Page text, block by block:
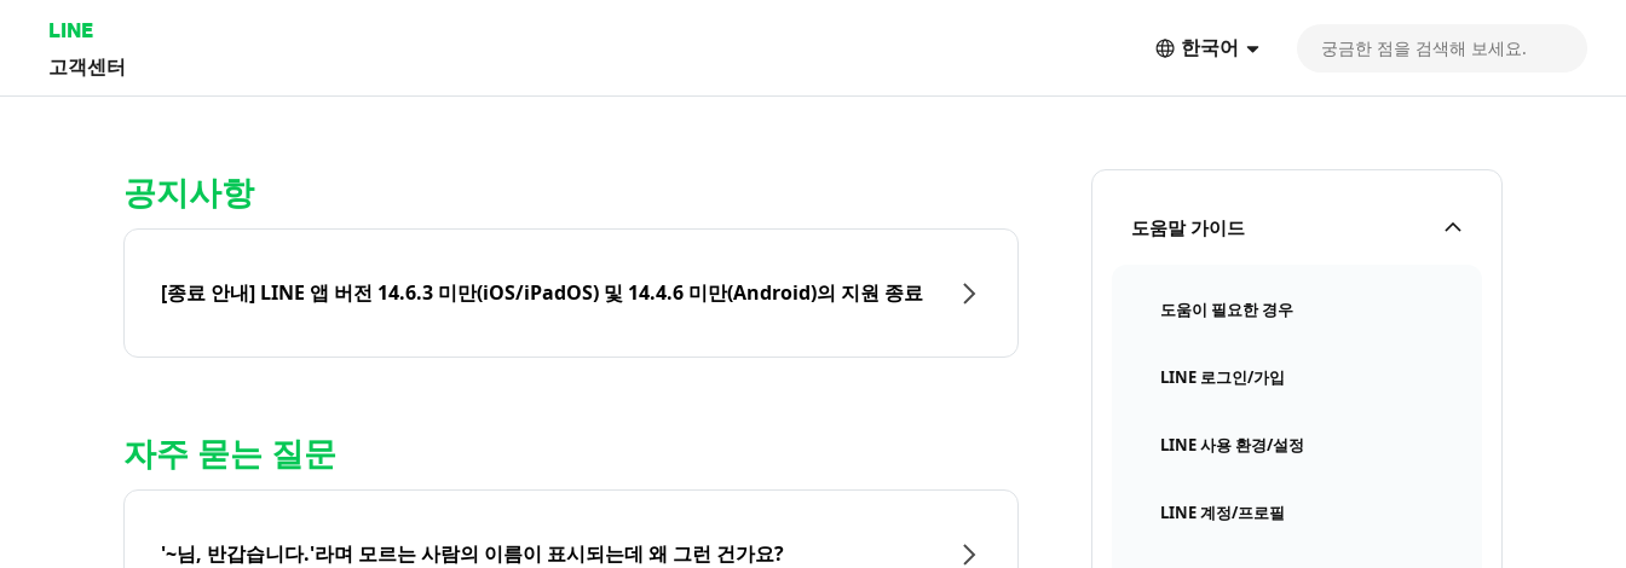
LINE
고객센터
한국어
도움말 가이드
도움이 필요한 경우
LINE 로그인/가입
LINE 사용 환경/설정
LINE 계정/프로필
공지사항
[종료 안내] LINE 앱 버전 14.6.3 미만(iOS/iPadOS) 및 14.4.6 미만(Android)의 지원 종료
자주 묻는 질문
'~님, 반갑습니다.'라며 모르는 사람의 이름이 표시되는데 왜 그런 건가요?